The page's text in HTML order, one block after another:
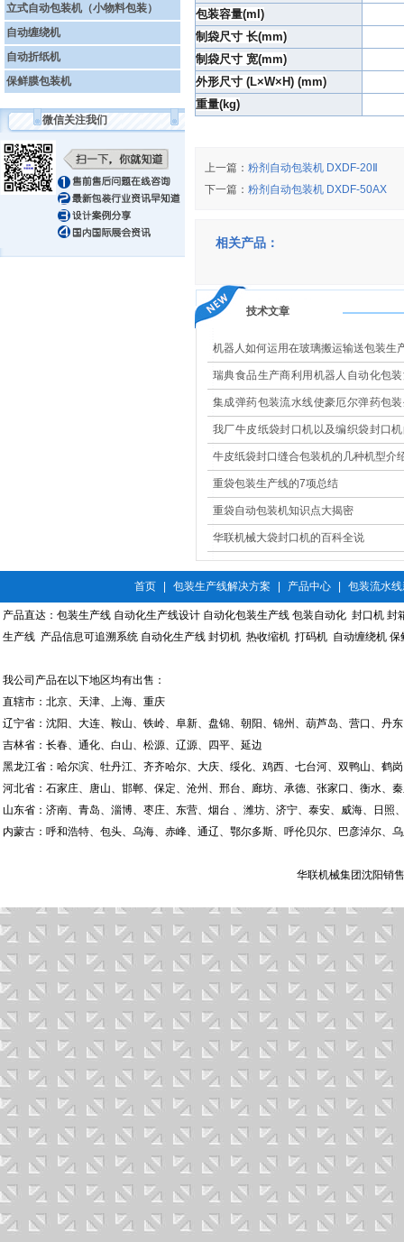
立式自动包装机（小物料包装）
自动缠绕机
自动折纸机
保鲜膜包装机
微信关注我们
包装容量(ml)
制袋尺寸 长(mm)
制袋尺寸 宽(mm)
外形尺寸 (L×W×H) (mm)
重量(kg)
上一篇： 粉剂自动包装机 DXDF-20Ⅱ
下一篇： 粉剂自动包装机 DXDF-50AX
相关产品：
技术文章
机器人如何运用在玻璃搬运输送包装生
瑞典食品生产商利用机器人自动化包
现高效改造
集成弹药包装流水线使豪厄尔弹药包
更安全
我厂牛皮纸袋封口机以及编织袋封口
果大展示
牛皮纸袋封口缝合包装机的几种机型介
重袋包装生产线的7项总结
重袋自动包装机知识点大揭密
华联机械大袋封口机的百科全说
首页 包装生产线解决方案 产品中心 包装流水
产品直达： 包装生产线 自动化生产线设计 自动化包装生产线 包装自动化 封口机 封
生产线 产品信息可追溯系统 自动化生产线 封切机 热收缩机 打码机 自动缠绕机 保
我公司产品在以下地区均有出售：
直辖市：北京、天津、上海、重庆
辽宁省：沈阳、大连、鞍山、铁岭、阜新、盘锦、朝阳、锦州、葫芦岛、营口、丹东
吉林省：长春、通化、白山、松源、辽源、四平、延边
黑龙江省：哈尔滨、牡丹江、齐齐哈尔、大庆、绥化、鸡西、七台河、双鸭山、鹤
河北省：石家庄、唐山、邯郸、保定、沧州、邢台、廊坊、承德、张家口、衡水、
山东省：济南、青岛、淄博、枣庄、东营、烟台 、潍坊、济宁、泰安、威海、日照
内蒙古：呼和浩特、包头、乌海、赤峰、通辽、鄂尔多斯、呼伦贝尔、巴彦淖尔、
华联机械集团沈阳销